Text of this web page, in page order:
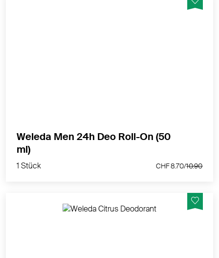
Weleda Men 24h Deo Roll-On (50
ml)
1 Stück CHF 8.70/10.90